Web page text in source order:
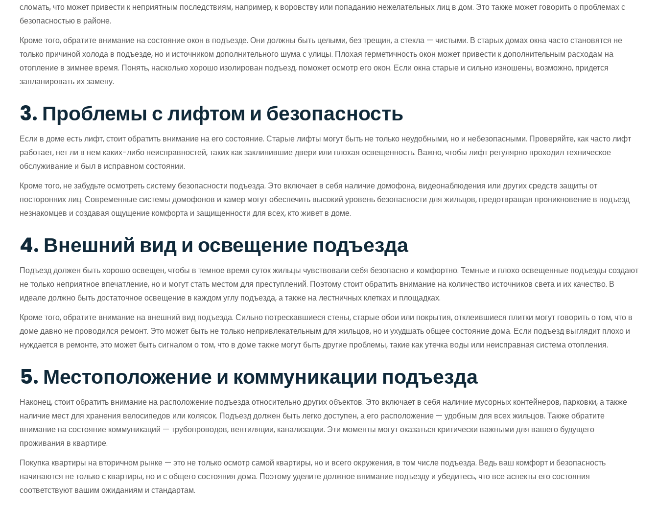
сломать, что может привести к неприятным последствиям, например, к воровству или попаданию нежелательных лиц в дом. Это также может говорить о проблемах с
безопасностью в районе.
Кроме того, обратите внимание на состояние окон в подъезде. Они должны быть целыми, без трещин, а стекла — чистыми. В старых домах окна часто становятся не
только причиной холода в подъезде, но и источником дополнительного шума с улицы. Плохая герметичность окон может привести к дополнительным расходам на
отопление в зимнее время. Понять, насколько хорошо изолирован подъезд, поможет осмотр его окон. Если окна старые и сильно изношены, возможно, придется
запланировать их замену.
3. Проблемы с лифтом и безопасность
Если в доме есть лифт, стоит обратить внимание на его состояние. Старые лифты могут быть не только неудобными, но и небезопасными. Проверяйте, как часто лифт
работает, нет ли в нем каких-либо неисправностей, таких как заклинившие двери или плохая освещенность. Важно, чтобы лифт регулярно проходил техническое
обслуживание и был в исправном состоянии.
Кроме того, не забудьте осмотреть систему безопасности подъезда. Это включает в себя наличие домофона, видеонаблюдения или других средств защиты от
посторонних лиц. Современные системы домофонов и камер могут обеспечить высокий уровень безопасности для жильцов, предотвращая проникновение в подъезд
незнакомцев и создавая ощущение комфорта и защищенности для всех, кто живет в доме.
4. Внешний вид и освещение подъезда
Подъезд должен быть хорошо освещен, чтобы в темное время суток жильцы чувствовали себя безопасно и комфортно. Темные и плохо освещенные подъезды создают
не только неприятное впечатление, но и могут стать местом для преступлений. Поэтому стоит обратить внимание на количество источников света и их качество. В
идеале должно быть достаточное освещение в каждом углу подъезда, а также на лестничных клетках и площадках.
Кроме того, обратите внимание на внешний вид подъезда. Сильно потрескавшиеся стены, старые обои или покрытия, отклеившиеся плитки могут говорить о том, что в
доме давно не проводился ремонт. Это может быть не только непривлекательным для жильцов, но и ухудшать общее состояние дома. Если подъезд выглядит плохо и
нуждается в ремонте, это может быть сигналом о том, что в доме также могут быть другие проблемы, такие как утечка воды или неисправная система отопления.
5. Местоположение и коммуникации подъезда
Наконец, стоит обратить внимание на расположение подъезда относительно других объектов. Это включает в себя наличие мусорных контейнеров, парковки, а также
наличие мест для хранения велосипедов или колясок. Подъезд должен быть легко доступен, а его расположение — удобным для всех жильцов. Также обратите
внимание на состояние коммуникаций — трубопроводов, вентиляции, канализации. Эти моменты могут оказаться критически важными для вашего будущего
проживания в квартире.
Покупка квартиры на вторичном рынке — это не только осмотр самой квартиры, но и всего окружения, в том числе подъезда. Ведь ваш комфорт и безопасность
начинаются не только с квартиры, но и с общего состояния дома. Поэтому уделите должное внимание подъезду и убедитесь, что все аспекты его состояния
соответствуют вашим ожиданиям и стандартам.